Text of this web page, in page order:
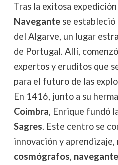
Tras la exitosa expedición
Navegantese estableció
del Algarve, un lugar
de Portugal. Allí,
expertos y eruditos que
para el futuro de las
En 1416, junto a su
Coimbra, Enrique fundó
Sagres. Este centro se
innovación y aprendizaje,
cosmógrafos,